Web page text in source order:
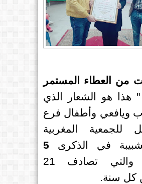
من العطاء المستمر
" هذا هو الشعار الذي
ويافعي وأطفال فرع
للجمعية المغربية
في الذكرى 5
لتأسيسه والتي تصادف 21
كل سنة.